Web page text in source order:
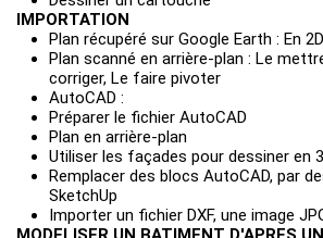
IMPORTATION
Plan récupéré sur Google Earth : En
Plan scanné en arrière-plan : Le
corriger, Le faire pivoter
AutoCAD :
Préparer le fichier AutoCAD
Plan en arrière-plan
Utiliser les façades pour dessiner en
Remplacer des blocs AutoCAD, par
SketchUp
Importer un fichier DXF, une image